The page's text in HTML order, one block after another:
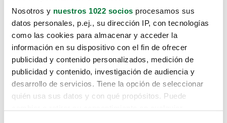
Nosotros y nuestros 1022 socios procesamos sus
datos personales, p.ej., su dirección IP, con tecnologías
como las cookies para almacenar y acceder la
información en su dispositivo con el fin de ofrecer
publicidad y contenido personalizados, medición de
publicidad y contenido, investigación de audiencia y
desarrollo de servicios. Tiene la opción de seleccionar
quién usa sus datos y con qué propósitos. Puede
Lo sentimos, no sabemos como
te hemos traido hasta aquí.
Pero puedes encontrar el coche que estás
buscando en alguno de estos enlaces: